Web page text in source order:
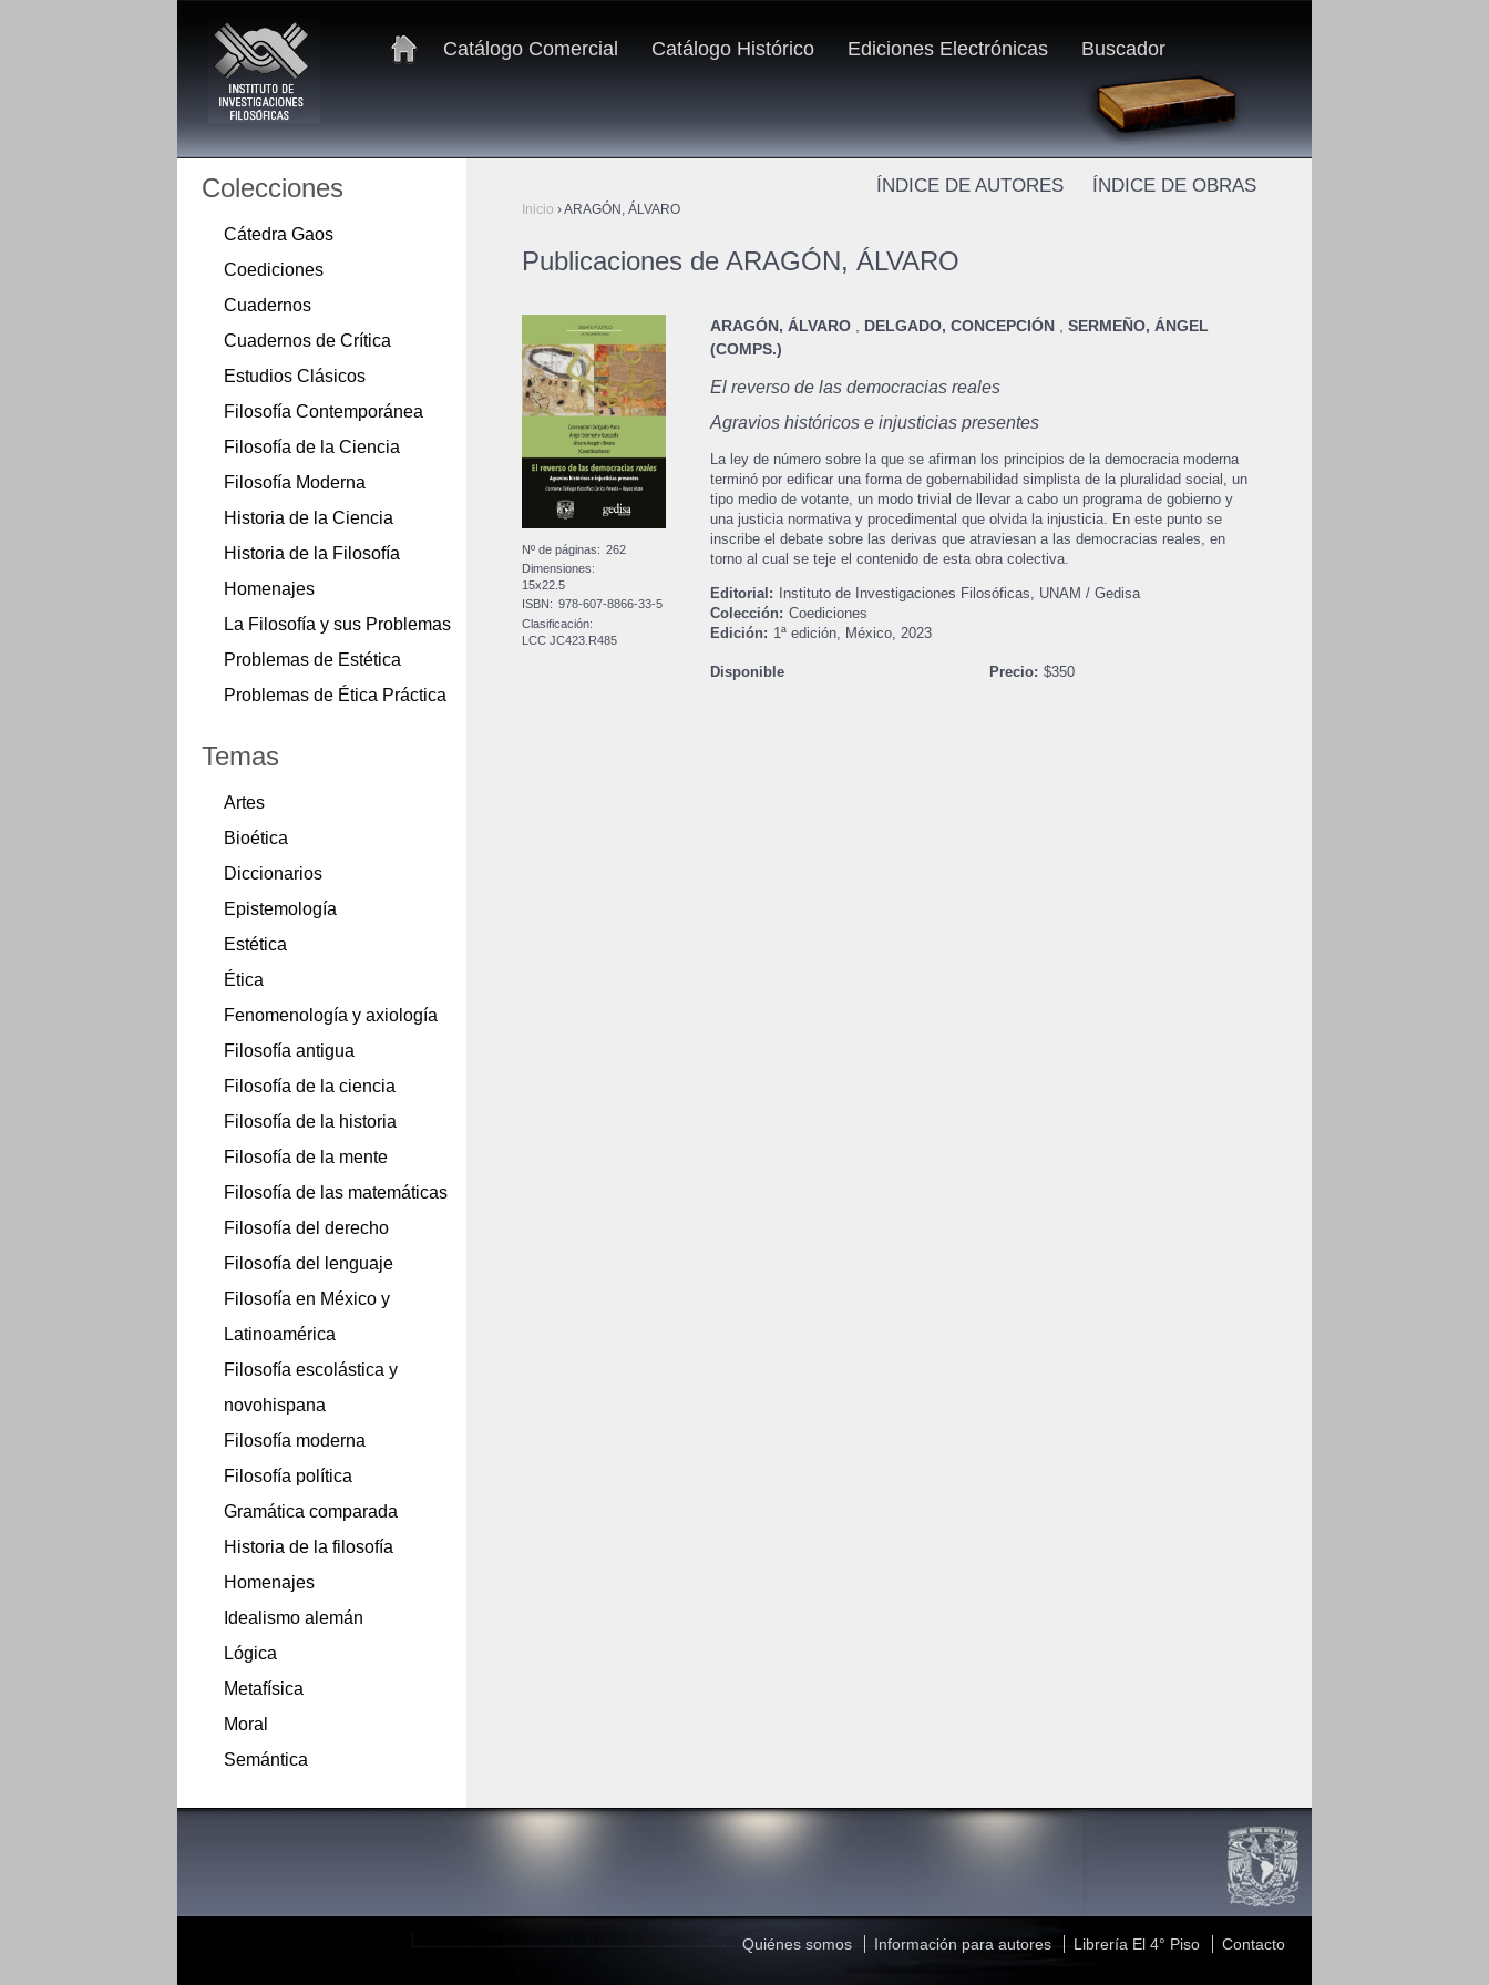
Catálogo Comercial Catálogo Histórico Ediciones Electrónicas Buscador
ÍNDICE DE AUTORES ÍNDICE DE OBRAS
Inicio ›ARAGÓN, ÁLVARO
Publicaciones de ARAGÓN, ÁLVARO
Nº de páginas: 262
Dimensiones:
15x22.5
ISBN: 978-607-8866-33-5
Clasificación:
LCC JC423.R485
ARAGÓN, ÁLVARO, DELGADO, CONCEPCIÓN, SERMEÑO, ÁNGEL
(COMPS.)
El reverso de las democracias reales
Agravios históricos e injusticias presentes
La ley de número sobre la que se afirman los principios de la democracia moderna
terminó por edificar una forma de gobernabilidad simplista de la pluralidad social, un
tipo medio de votante, un modo trivial de llevar a cabo un programa de gobierno y
una justicia normativa y procedimental que olvida la injusticia. En este punto se
inscribe el debate sobre las derivas que atraviesan a las democracias reales, en
torno al cual se teje el contenido de esta obra colectiva.
Editorial:
Instituto de Investigaciones Filosóficas, UNAM / Gedisa
Colección: Coediciones
Edición: 1ª edición, México, 2023
Disponible Precio: $350
Colecciones
Cátedra Gaos
Coediciones
Cuadernos
Cuadernos de Crítica
Estudios Clásicos
Filosofía Contemporánea
Filosofía de la Ciencia
Filosofía Moderna
Historia de la Ciencia
Historia de la Filosofía
Homenajes
La Filosofía y sus Problemas
Problemas de Estética
Problemas de Ética Práctica
Temas
Artes
Bioética
Diccionarios
Epistemología
Estética
Ética
Fenomenología y axiología
Filosofía antigua
Filosofía de la ciencia
Filosofía de la historia
Filosofía de la mente
Filosofía de las matemáticas
Filosofía del derecho
Filosofía del lenguaje
Filosofía en México y
Latinoamérica
Filosofía escolástica y
novohispana
Filosofía moderna
Filosofía política
Gramática comparada
Historia de la filosofía
Homenajes
Idealismo alemán
Lógica
Metafísica
Moral
Semántica
Quiénes somos Información para autores Librería El 4° Piso Contacto